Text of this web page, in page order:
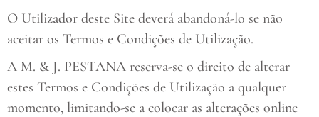
O Utilizador deste Site deverá abandoná-lo se não
aceitar os Termos e Condições de Utilização.
A M. & J. PESTANA reserva-se o direito de alterar
estes Termos e Condições de Utilização a qualquer
momento, limitando-se a colocar as alterações online